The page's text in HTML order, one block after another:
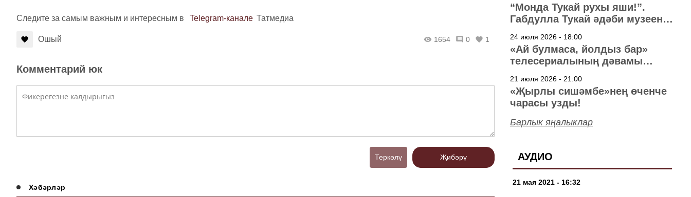
Следите за самым важным и интересным в Telegram-канале Татмедиа
Ошый 1654 0 1
Комментарий юк
Теркәлү Җибәрү
Хәбәрләр
“Монда Тукай рухы яши!”.
Габдулла Тукай әдәби музеена
24 июля 2026 - 18:00
«Ай булмаса, йолдыз бар»
телесериалының дәвамы
21 июля 2026 - 21:00
«Җырлы сишәмбе»нең өченче
чарасы узды!
Барлык яңалыклар
АУДИО
21 мая 2021 - 16:32